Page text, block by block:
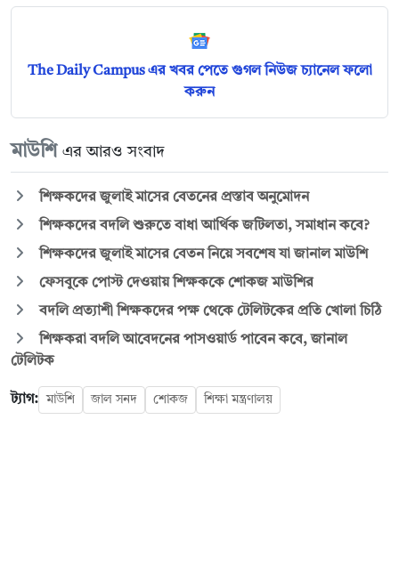
The Daily Campus এর খবর পেতে গুগল নিউজ চ্যানেল ফলো
করুন
মাউশি এর আরও সংবাদ
শিক্ষকদের জুলাই মাসের বেতনের প্রস্তাব অনুমোদন
শিক্ষকদের বদলি শুরুতে বাধা আর্থিক জটিলতা, সমাধান কবে?
শিক্ষকদের জুলাই মাসের বেতন নিয়ে সবশেষ যা জানাল মাউশি
ফেসবুকে পোস্ট দেওয়ায় শিক্ষককে শোকজ মাউশির
বদলি প্রত্যাশী শিক্ষকদের পক্ষ থেকে টেলিটকের প্রতি খোলা চিঠি
শিক্ষকরা বদলি আবেদনের পাসওয়ার্ড পাবেন কবে, জানাল
টেলিটক
ট্যাগ: মাউশি জাল সনদ শোকজ শিক্ষা মন্ত্রণালয়